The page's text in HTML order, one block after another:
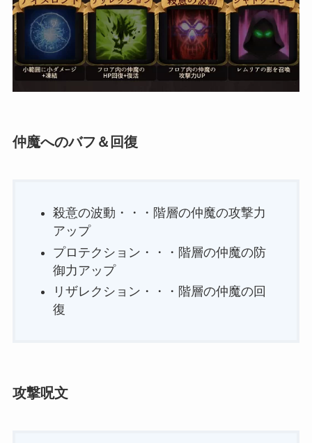
仲魔へのバフ＆回復
殺意の波動・・・階層の仲魔の攻撃力
アップ
プロテクション・・・階層の仲魔の防
御力アップ
リザレクション・・・階層の仲魔の回
復
攻撃呪文